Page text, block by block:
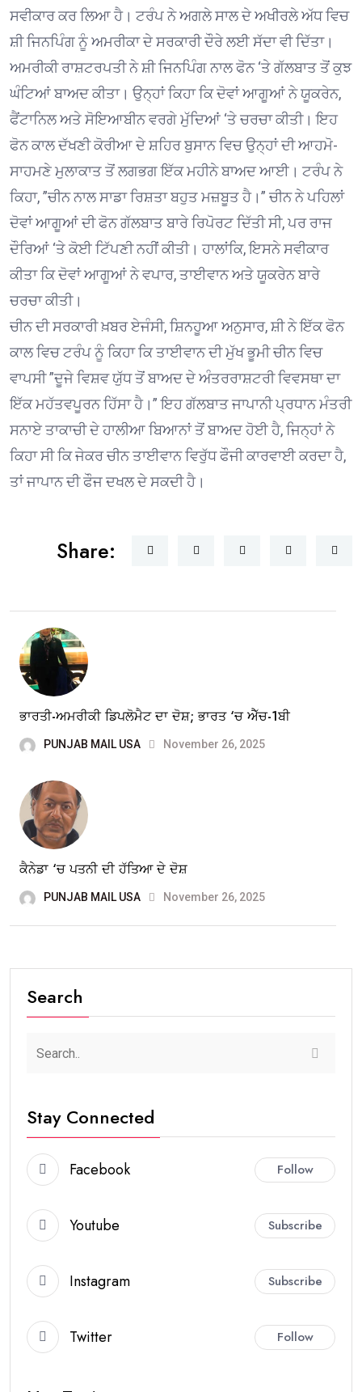
ਸਵੀਕਾਰ ਕਰ ਲਿਆ ਹੈ। ਟਰੰਪ ਨੇ ਅਗਲੇ ਸਾਲ ਦੇ ਅਖੀਰਲੇ ਅੱਧ ਵਿਚ
ਸ਼ੀ ਜਿਨਪਿੰਗ ਨੂੰ ਅਮਰੀਕਾ ਦੇ ਸਰਕਾਰੀ ਦੌਰੇ ਲਈ ਸੱਦਾ ਵੀ ਦਿੱਤਾ।
ਅਮਰੀਕੀ ਰਾਸ਼ਟਰਪਤੀ ਨੇ ਸ਼ੀ ਜਿਨਪਿੰਗ ਨਾਲ ਫੋਨ ‘ਤੇ ਗੱਲਬਾਤ ਤੋਂ ਕੁਝ
ਘੰਟਿਆਂ ਬਾਅਦ ਕੀਤਾ। ਉਨ੍ਹਾਂ ਕਿਹਾ ਕਿ ਦੋਵਾਂ ਆਗੂਆਂ ਨੇ ਯੂਕਰੇਨ,
ਫੈਂਟਾਨਿਲ ਅਤੇ ਸੋਇਆਬੀਨ ਵਰਗੇ ਮੁੱਦਿਆਂ ‘ਤੇ ਚਰਚਾ ਕੀਤੀ। ਇਹ
ਫੋਨ ਕਾਲ ਦੱਖਣੀ ਕੋਰੀਆ ਦੇ ਸ਼ਹਿਰ ਬੁਸਾਨ ਵਿਚ ਉਨ੍ਹਾਂ ਦੀ ਆਹਮੋ-
ਸਾਹਮਣੇ ਮੁਲਾਕਾਤ ਤੋਂ ਲਗਭਗ ਇੱਕ ਮਹੀਨੇ ਬਾਅਦ ਆਈ। ਟਰੰਪ ਨੇ
ਕਿਹਾ, ”ਚੀਨ ਨਾਲ ਸਾਡਾ ਰਿਸ਼ਤਾ ਬਹੁਤ ਮਜ਼ਬੂਤ ਹੈ।” ਚੀਨ ਨੇ ਪਹਿਲਾਂ
ਦੋਵਾਂ ਆਗੂਆਂ ਦੀ ਫੋਨ ਗੱਲਬਾਤ ਬਾਰੇ ਰਿਪੋਰਟ ਦਿੱਤੀ ਸੀ, ਪਰ ਰਾਜ
ਦੌਰਿਆਂ ‘ਤੇ ਕੋਈ ਟਿੱਪਣੀ ਨਹੀਂ ਕੀਤੀ। ਹਾਲਾਂਕਿ, ਇਸਨੇ ਸਵੀਕਾਰ
ਕੀਤਾ ਕਿ ਦੋਵਾਂ ਆਗੂਆਂ ਨੇ ਵਪਾਰ, ਤਾਈਵਾਨ ਅਤੇ ਯੂਕਰੇਨ ਬਾਰੇ
ਚਰਚਾ ਕੀਤੀ।
ਚੀਨ ਦੀ ਸਰਕਾਰੀ ਖ਼ਬਰ ਏਜੰਸੀ, ਸ਼ਿਨਹੂਆ ਅਨੁਸਾਰ, ਸ਼ੀ ਨੇ ਇੱਕ ਫੋਨ
ਕਾਲ ਵਿਚ ਟਰੰਪ ਨੂੰ ਕਿਹਾ ਕਿ ਤਾਈਵਾਨ ਦੀ ਮੁੱਖ ਭੂਮੀ ਚੀਨ ਵਿਚ
ਵਾਪਸੀ ”ਦੂਜੇ ਵਿਸ਼ਵ ਯੁੱਧ ਤੋਂ ਬਾਅਦ ਦੇ ਅੰਤਰਰਾਸ਼ਟਰੀ ਵਿਵਸਥਾ ਦਾ
ਇੱਕ ਮਹੱਤਵਪੂਰਨ ਹਿੱਸਾ ਹੈ।” ਇਹ ਗੱਲਬਾਤ ਜਾਪਾਨੀ ਪ੍ਰਧਾਨ ਮੰਤਰੀ
ਸਨਾਏ ਤਾਕਾਚੀ ਦੇ ਹਾਲੀਆ ਬਿਆਨਾਂ ਤੋਂ ਬਾਅਦ ਹੋਈ ਹੈ, ਜਿਨ੍ਹਾਂ ਨੇ
ਕਿਹਾ ਸੀ ਕਿ ਜੇਕਰ ਚੀਨ ਤਾਈਵਾਨ ਵਿਰੁੱਧ ਫੌਜੀ ਕਾਰਵਾਈ ਕਰਦਾ ਹੈ,
ਤਾਂ ਜਾਪਾਨ ਦੀ ਫੌਜ ਦਖਲ ਦੇ ਸਕਦੀ ਹੈ।
Share:
ਭਾਰਤੀ-ਅਮਰੀਕੀ ਡਿਪਲੋਮੈਟ ਦਾ ਦੋਸ਼; ਭਾਰਤ ‘ਚ ਐੱਚ-1ਬੀ
PUNJAB MAIL USA November 26, 2025
ਕੈਨੇਡਾ ‘ਚ ਪਤਨੀ ਦੀ ਹੱਤਿਆ ਦੇ ਦੋਸ਼
PUNJAB MAIL USA November 26, 2025
Search
Stay Connected
Facebook Follow
Youtube Subscribe
Instagram Subscribe
Twitter Follow